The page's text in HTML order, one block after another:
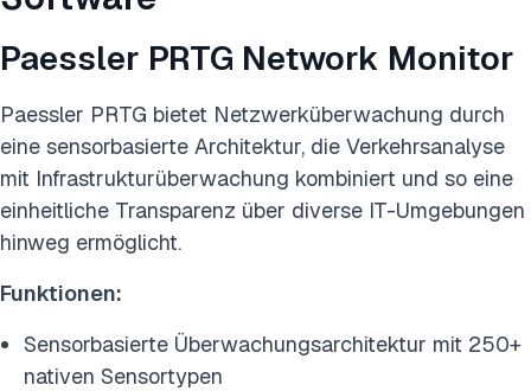
Paessler PRTG Network Monitor
Paessler PRTG bietet Netzwerküberwachung durch
eine sensorbasierte Architektur, die Verkehrsanalyse
mit Infrastrukturüberwachung kombiniert und so eine
einheitliche Transparenz über diverse IT-Umgebungen
hinweg ermöglicht.
Funktionen:
Sensorbasierte Überwachungsarchitektur mit 250+
nativen Sensortypen